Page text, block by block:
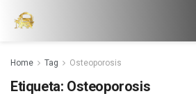
Home Tag Osteoporosis
Etiqueta: Osteoporosis